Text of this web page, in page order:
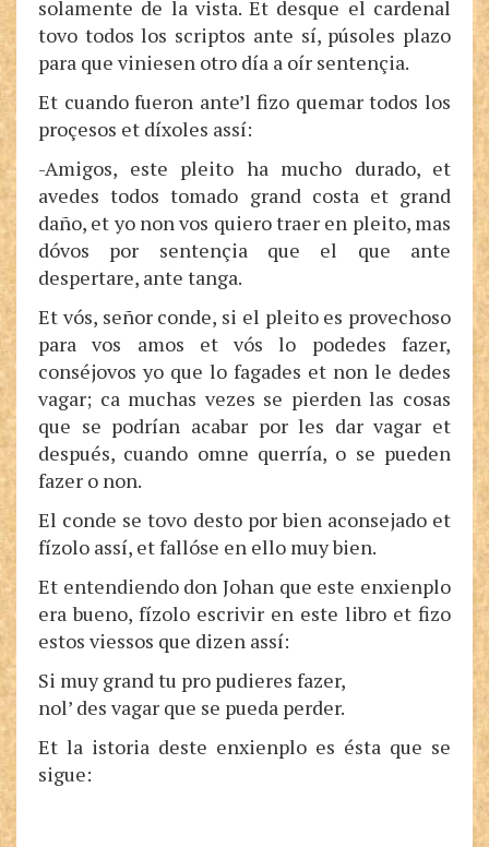
solamente de la vista. Et desque el cardenal
tovo todos los scriptos ante sí, púsoles plazo
para que viniesen otro día a oír sentençia.
Et cuando fueron ante’l fizo quemar todos los
proçesos et díxoles assí:
-Amigos, este pleito ha mucho durado, et
avedes todos tomado grand costa et grand
daño, et yo non vos quiero traer en pleito, mas
dóvos por sentençia que el que ante
despertare, ante tanga.
Et vós, señor conde, si el pleito es provechoso
para vos amos et vós lo podedes fazer,
conséjovos yo que lo fagades et non le dedes
vagar; ca muchas vezes se pierden las cosas
que se podrían acabar por les dar vagar et
después, cuando omne querría, o se pueden
fazer o non.
El conde se tovo desto por bien aconsejado et
fízolo assí, et fallóse en ello muy bien.
Et entendiendo don Johan que este enxienplo
era bueno, fízolo escrivir en este libro et fizo
estos viessos que dizen assí:
Si muy grand tu pro pudieres fazer,
nol’ des vagar que se pueda perder.
Et la istoria deste enxienplo es ésta que se
sigue: